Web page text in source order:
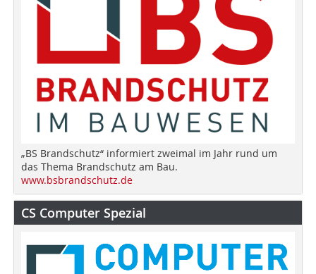
„BS Brandschutz“ informiert zweimal im Jahr rund um
das Thema Brandschutz am Bau.
www.bsbrandschutz.de
CS Computer Spezial